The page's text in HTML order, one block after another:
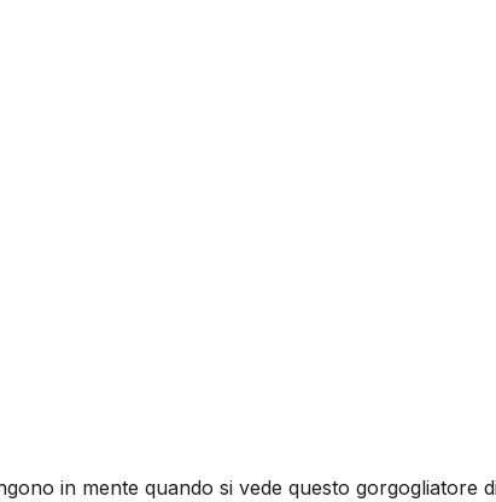
in mente quando si vede questo gorgogliatore